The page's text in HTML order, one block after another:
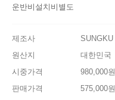
운반비설치비별도
제조사
SUNGKU
원산지
대한민국
시중가격
980,000원
판매가격
575,000원